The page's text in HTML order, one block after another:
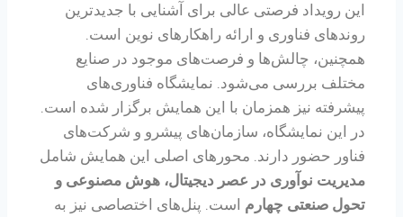
این رویداد فرصتی عالی برای آشنایی با جدیدترین
روندهای فناوری و ارائه راهکارهای نوین است.
همچنین، چالش‌ها و فرصت‌های موجود در صنایع
مختلف بررسی می‌شود. نمایشگاه فناوری‌های
پیشرفته نیز همزمان با این همایش برگزار شده است.
در این نمایشگاه، سازمان‌های پیشرو و شرکت‌های
فناور حضور دارند. محورهای اصلی این همایش شامل
مدیریت نوآوری در عصر دیجیتال، هوش مصنوعی و
تحول صنعتی چهارم است. پنل‌های اختصاصی نیز به